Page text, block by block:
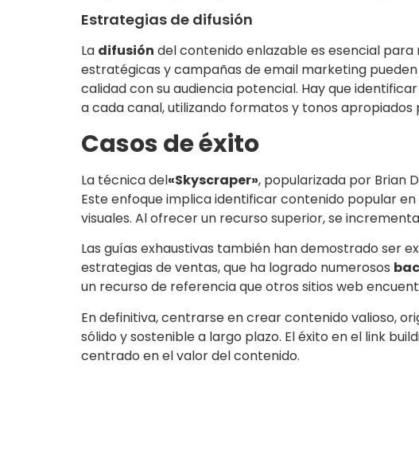
Estrategias de difusión
La difusión del contenido enlazable es esencial
estratégicas y campañas de email marketing
calidad con su audiencia potencial. Hay que
a cada canal, utilizando formatos y tonos apropiados
Casos de éxito
La técnica del«Skyscraper», popularizada por Brian
Este enfoque implica identificar contenido popular
visuales. Al ofrecer un recurso superior, se
Las guías exhaustivas también han demostrado ser
estrategias de ventas, que ha logrado numerosos
un recurso de referencia que otros sitios web
En definitiva, centrarse en crear contenido valioso,
sólido y sostenible a largo plazo. El éxito en el link
centrado en el valor del contenido.